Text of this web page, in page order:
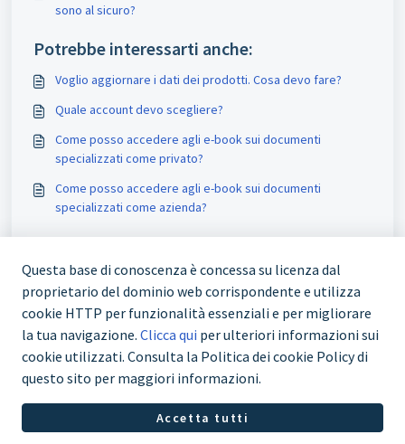
sono al sicuro?
Potrebbe interessarti anche:
Voglio aggiornare i dati dei prodotti. Cosa devo fare?
Quale account devo scegliere?
Come posso accedere agli e-book sui documenti
specializzati come privato?
Come posso accedere agli e-book sui documenti
specializzati come azienda?
+41 43 244 73 00
Questa base di conoscenza è concessa su licenza dal
proprietario del dominio web corrispondente e utilizza
cookie HTTP per funzionalità essenziali e per migliorare
la tua navigazione. Clicca qui per ulteriori informazioni sui
cookie utilizzati. Consulta la Politica dei cookie Policy di
questo sito per maggiori informazioni.
Accetta tutti